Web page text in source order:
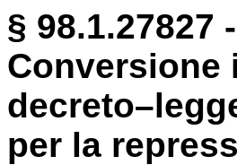
§ 98.1.27827
Conversione
per la